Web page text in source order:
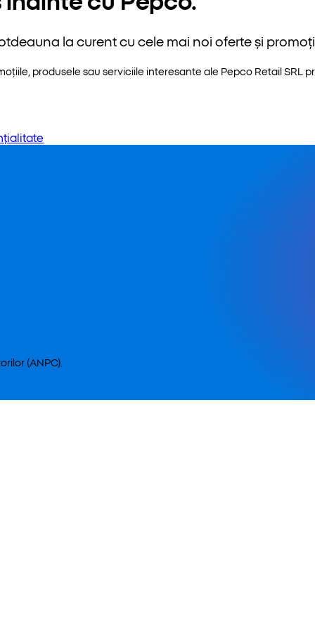
la curent cu cele mai noi oferte și
produsele sau serviciile interesante ale Pepco Retail SRL
(ANPC).